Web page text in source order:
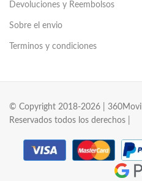
Devoluciones y Reembolsos
Sobre el envio
Terminos y condiciones
© Copyright 2018-2026 |
Reservados todos los derechos |